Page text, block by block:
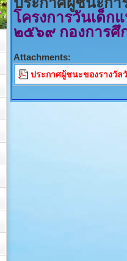
โครงการวันเด็ก
๒๕๖๙ กองการศึ
Attachments:
ประกาศผู้ชนะของรางวัล